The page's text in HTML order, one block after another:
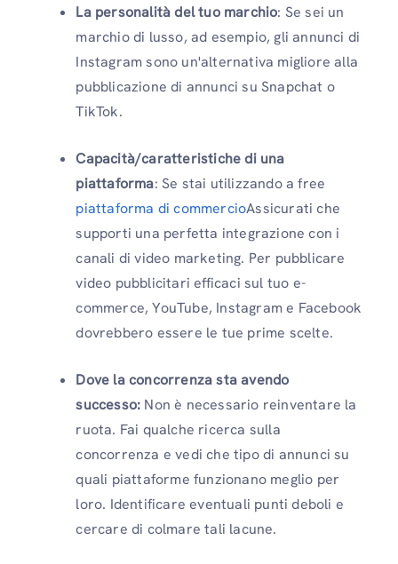
La personalità del tuo marchio: Se sei un
marchio di lusso, ad esempio, gli annunci di
Instagram sono un'alternativa migliore alla
pubblicazione di annunci su Snapchat o
TikTok.
Capacità/caratteristiche di una
piattaforma: Se stai utilizzando a free
piattaforma di commercioAssicurati che
supporti una perfetta integrazione con i
canali di video marketing. Per pubblicare
video pubblicitari efficaci sul tuo e-
commerce, YouTube, Instagram e Facebook
dovrebbero essere le tue prime scelte.
Dove la concorrenza sta avendo
successo: Non è necessario reinventare la
ruota. Fai qualche ricerca sulla
concorrenza e vedi che tipo di annunci su
quali piattaforme funzionano meglio per
loro. Identificare eventuali punti deboli e
cercare di colmare tali lacune.